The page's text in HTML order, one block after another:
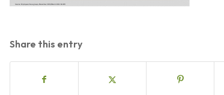
Share this entry